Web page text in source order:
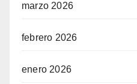
marzo 2026
febrero 2026
enero 2026